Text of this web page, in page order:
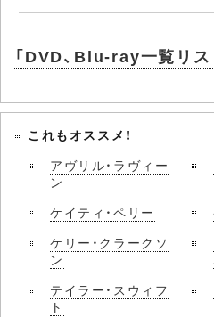
「DVD、Blu-ray一覧リ
これもオススメ！
アヴリル・ラヴィー
ン
ケイティ・ペリー
ケリー・クラークソ
ン
テイラー・スウィフ
ト